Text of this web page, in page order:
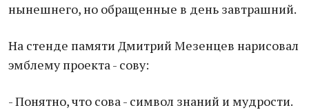
нынешнего, но обращенные в день завтрашний.
На стенде памяти Дмитрий Мезенцев нарисовал
эмблему проекта - сову:
- Понятно, что сова - символ знаний и мудрости.